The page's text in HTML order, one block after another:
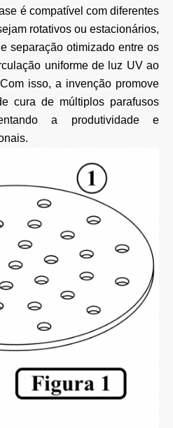
é compatível com diferentes
rotativos ou estacionários,
separação otimizado entre os
uniforme de luz UV ao
isso, a invenção promove
cura de múltiplos parafusos
a produtividade e